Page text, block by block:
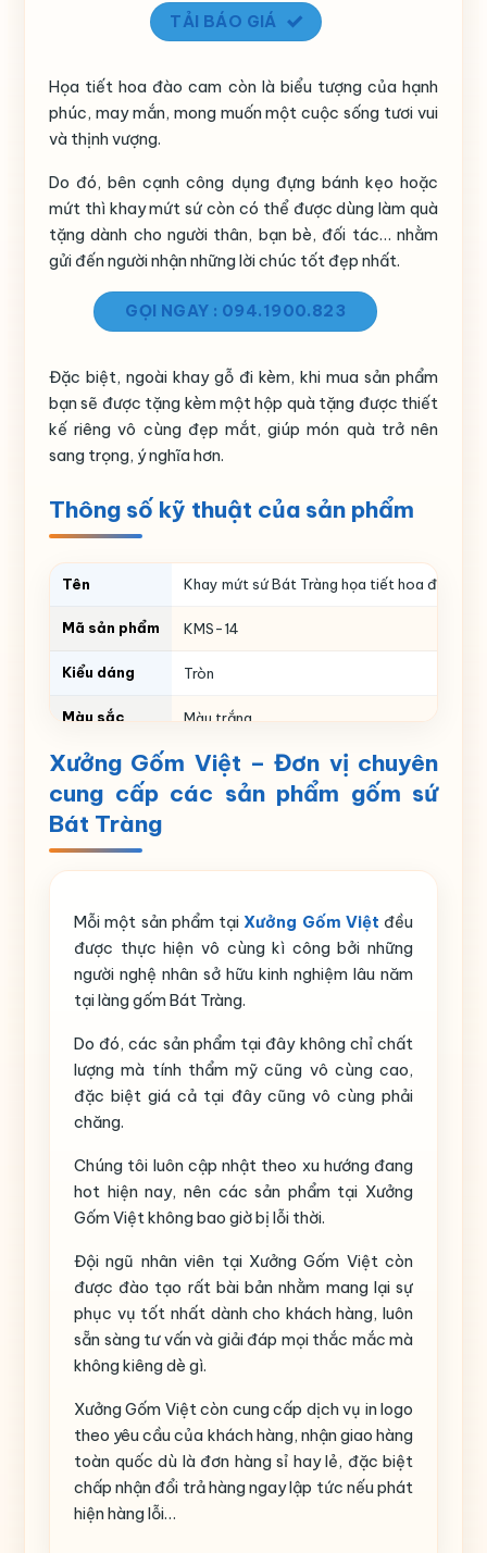
TẢI BÁO GIÁ
Họa tiết hoa đào cam còn là biểu tượng của hạnh
phúc, may mắn, mong muốn một cuộc sống tươi vui
và thịnh vượng.
Do đó, bên cạnh công dụng đựng bánh kẹo hoặc
mứt thì khay mứt sứ còn có thể được dùng làm quà
tặng dành cho người thân, bạn bè, đối tác… nhằm
gửi đến người nhận những lời chúc tốt đẹp nhất.
GỌI NGAY : 094.1900.823
Đặc biệt, ngoài khay gỗ đi kèm, khi mua sản phẩm
bạn sẽ được tặng kèm một hộp quà tặng được thiết
kế riêng vô cùng đẹp mắt, giúp món quà trở nên
sang trọng, ý nghĩa hơn.
Thông số kỹ thuật của sản phẩm
Tên Khay mứt sứ Bát Tràng họa tiết hoa đào
Mã sản phẩm KMS-14
Kiểu dáng Tròn
Màu sắc Màu trắng
Họa tiết Hoa đào cam
Số lượng 7 hũ sứ, 1 khay gỗ
Nguồn gốc
Xưởng Gốm Việt – Đơn vị chuyên
cung cấp các sản phẩm gốm sứ
Bát Tràng
Mỗi một sản phẩm tại Xưởng Gốm Việt đều
được thực hiện vô cùng kì công bởi những
người nghệ nhân sở hữu kinh nghiệm lâu năm
tại làng gốm Bát Tràng.
Do đó, các sản phẩm tại đây không chỉ chất
lượng mà tính thẩm mỹ cũng vô cùng cao,
đặc biệt giá cả tại đây cũng vô cùng phải
chăng.
Chúng tôi luôn cập nhật theo xu hướng đang
hot hiện nay, nên các sản phẩm tại Xưởng
Gốm Việt không bao giờ bị lỗi thời.
Đội ngũ nhân viên tại Xưởng Gốm Việt còn
được đào tạo rất bài bản nhằm mang lại sự
phục vụ tốt nhất dành cho khách hàng, luôn
sẵn sàng tư vấn và giải đáp mọi thắc mắc mà
không kiêng dè gì.
Xưởng Gốm Việt còn cung cấp dịch vụ in logo
theo yêu cầu của khách hàng, nhận giao hàng
toàn quốc dù là đơn hàng sỉ hay lẻ, đặc biệt
chấp nhận đổi trả hàng ngay lập tức nếu phát
hiện hàng lỗi…